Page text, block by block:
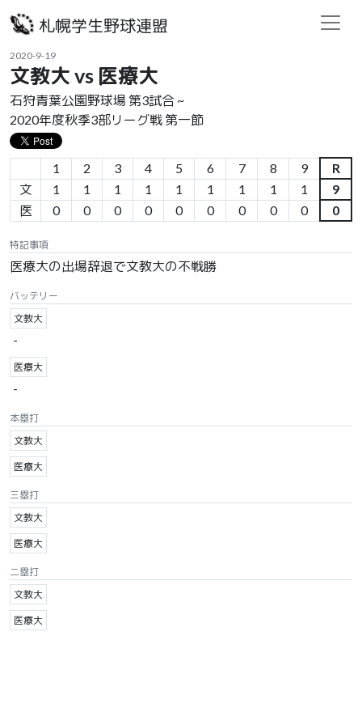
札幌学生野球連盟
2020-9-19
文教大 vs 医療大
石狩青葉公園野球場 第3試合 ~
2020年度秋季3部リーグ戦 第一節
1 2 3 4 5 6 7 8 9
R
文
1 1 1 1 1 1 1 1 1
9
医
0 0 0 0 0 0 0 0 0 0
特記事項
医療大の出場辞退で文教大の不戦勝
バッテリー
文教大
-
医療大
-
本塁打
文教大
医療大
三塁打
文教大
医療大
二塁打
文教大
医療大